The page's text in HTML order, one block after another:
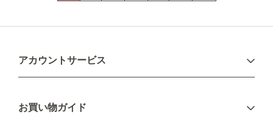
アカウントサービス
新規会員登録
お買い物ガイド